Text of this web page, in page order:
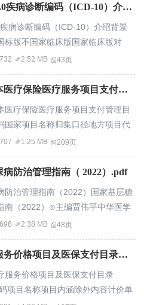
国家临床版2.0疾病诊断编码（ICD-10）介绍.pdf
病诊断编码（ICD-10）介绍背景
标版不国家临床版国家临床版对
版不ICD-11临床版、医保版不ICD-
3月底前，国家卫生健康委推行全
医药局印发全国统一的中医病证分
名诋术语集。2019年8月底前，各
医院完成电子病历的编码和术语转
732 2.52 MB 43页
《江西省基本医疗保险医疗服务项目支付管理目录（2024年）》.pdf
医疗保险医疗服务项目支付管理目
国家项目名称归集口径地方项目代
项目内涵除外容内计价位单说明医
普通病房床位费床位费
费字[2005]174甲类各统筹区按要求
间床位费床垫、棉褥、棉被(或
附件1《江西省医疗机构病房床单
707 1.25 MB 209页
病防治管理指南（ 2022）.pdf
防治管理指南（2022）国家基层糖
南（2022）⊙主编贾伟平中华医学
国家基层糖尿病防治管理办公室上
管理指南（2022）2国家基层糖尿
698 2.38 MB 48页
湖北省医疗服务价格项目及医保支付目录（2023版）.pdf
服务价格项目及医保支付目录
项目名称项目内涵除外内容计价单